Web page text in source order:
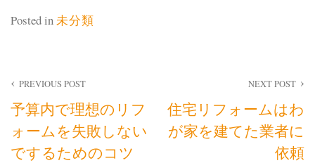
Posted in未分類
投
稿
ナ
PREVIOUS POST
予算内で理想のリフ
ォームを失敗しない
でするためのコツ
NEXT POST
住宅リフォームはわ
が家を建てた業者に
依頼